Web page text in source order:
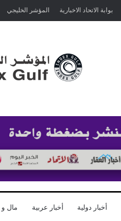
بوابة الاتحاد الاخبارية المؤشر الخليجي
أخبار دولية أخبار عربية مال و